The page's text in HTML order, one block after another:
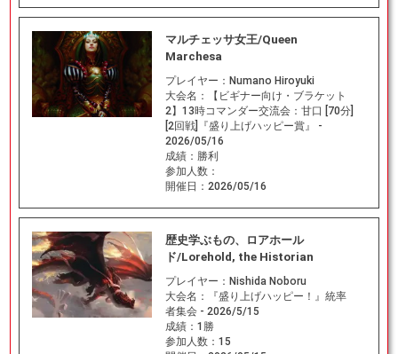
マルチェッサ女王/Queen
Marchesa
プレイヤー： Numano Hiroyuki
大会名：
【ビギナー向け・ブラケット
2】13時コマンダー交流会：甘口 [70分]
[2回戦]『盛り上げハッピー賞』 -
2026/05/16
成績： 勝利
参加人数：
開催日： 2026/05/16
歴史学ぶもの、ロアホール
ド/Lorehold, the Historian
プレイヤー： Nishida Noboru
大会名：
『盛り上げハッピー！』統率
者集会 - 2026/5/15
成績： 1勝
参加人数： 15